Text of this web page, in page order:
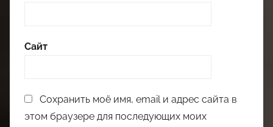
Сайт
Сохранить моё имя, email и адрес сайта в
этом браузере для последующих моих